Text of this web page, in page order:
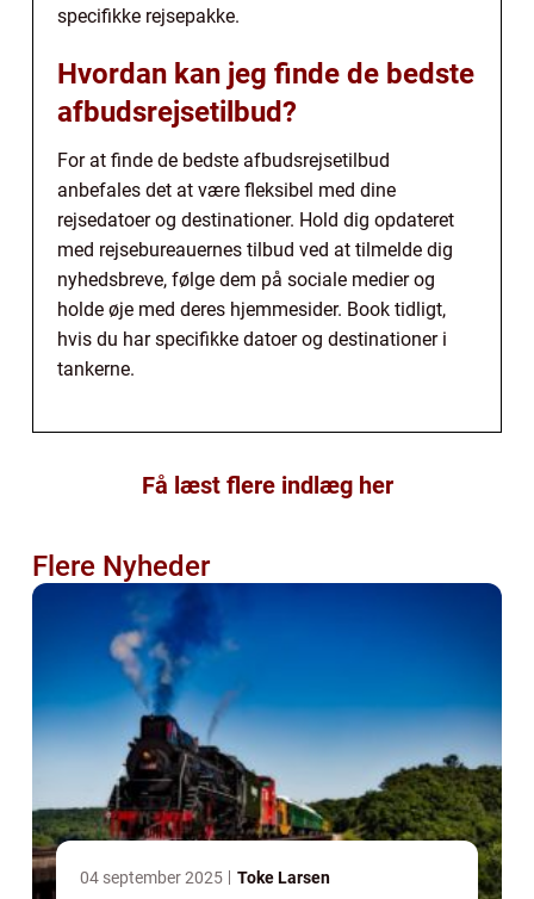
specifikke rejsepakke.
Hvordan kan jeg finde de bedste
afbudsrejsetilbud?
For at finde de bedste afbudsrejsetilbud
anbefales det at være fleksibel med dine
rejsedatoer og destinationer. Hold dig opdateret
med rejsebureauernes tilbud ved at tilmelde dig
nyhedsbreve, følge dem på sociale medier og
holde øje med deres hjemmesider. Book tidligt,
hvis du har specifikke datoer og destinationer i
tankerne.
Få læst flere indlæg her
Flere Nyheder
04 september 2025 Toke Larsen